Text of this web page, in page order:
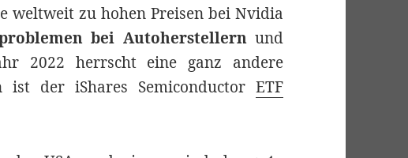
weltweit zu hohen Preisen bei Nvidia
bei Autoherstellernund
2022 herrscht eine ganz andere
ist der iShares Semiconductor ETF